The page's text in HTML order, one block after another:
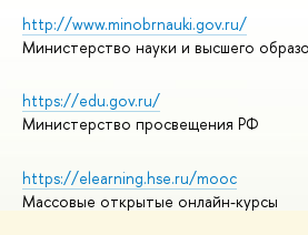
http://www.minobrnauki.gov.ru/
Министерство науки и высшего
https://edu.gov.ru/
Министерство просвещения РФ
https://elearning.hse.ru/mooc
Массовые открытые онлайн-курсы